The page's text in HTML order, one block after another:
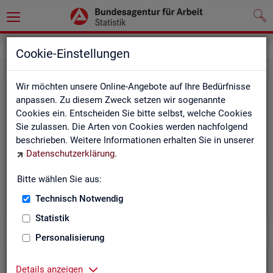
Cookie-Einstellungen
Wir möchten unsere Online-Angebote auf Ihre Bedürfnisse
anpassen. Zu diesem Zweck setzen wir sogenannte
Cookies ein. Entscheiden Sie bitte selbst, welche Cookies
Sie zulassen. Die Arten von Cookies werden nachfolgend
beschrieben. Weitere Informationen erhalten Sie in unserer
Datenschutzerklärung.
Bitte wählen Sie aus:
Technisch Notwendig
Statistik
Personalisierung
Details anzeigen
Ge­set­ze und Ver­ord­nun­gen
Die Gesetze und Verordnungen, die der Arbeit der
Statistik der BA zugrunde liegen, finden Sie hier.